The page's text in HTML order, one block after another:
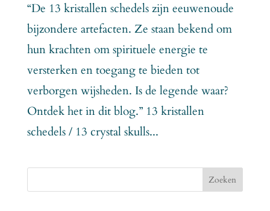
“De 13 kristallen schedels zijn eeuwenoude
bijzondere artefacten. Ze staan bekend om
hun krachten om spirituele energie te
versterken en toegang te bieden tot
verborgen wijsheden. Is de legende waar?
Ontdek het in dit blog.” 13 kristallen
schedels / 13 crystal skulls...
Zoeken